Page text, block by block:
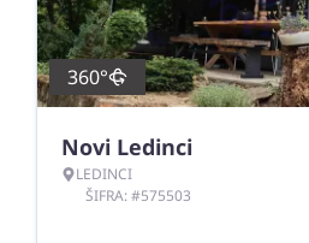
360°
Novi Ledinci
LEDINCI
ŠIFRA: #575503